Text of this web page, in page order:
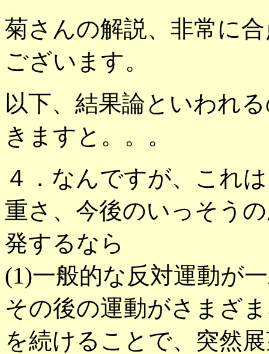
菊さんの解説、非常に
ございます。
以下、結果論といわれ
きますと。。。
４．なんですが、これ
重さ、今後のいっそう
発するなら
(1)一般的な反対運動が
その後の運動がさまざ
を続けることで、突然